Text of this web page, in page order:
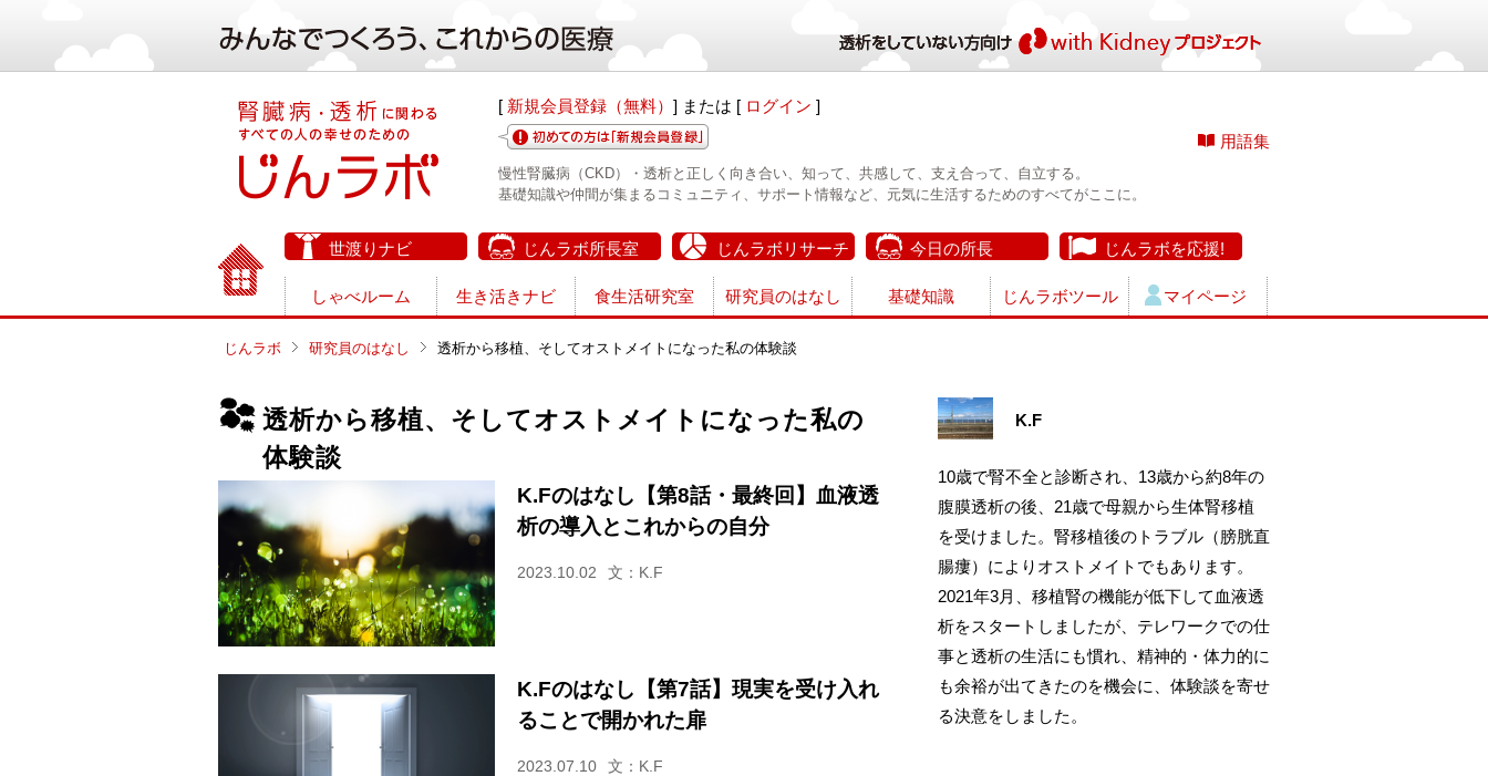
[ 新規会員登録（無料） ] または [ ログイン ]
用語集
慢性腎臓病（CKD）・透析と正しく向き合い、知って、共感して、支え合って、自立する。
基礎知識や仲間が集まるコミュニティ、サポート情報など、元気に生活するためのすべてがここに。
世渡りナビ じんラボ所長室 じんラボリサーチ 今日の所長 じんラボを応援!
しゃべルーム 生き活きナビ 食生活研究室 研究員のはなし 基礎知識 じんラボツール マイページ
じんラボ 研究員のはなし 透析から移植、そしてオストメイトになった私の体験談
透析から移植、そしてオストメイトになった私の
体験談
K.Fのはなし【第8話・最終回】血液透
析の導入とこれからの自分
2023.10.02 文：K.F
K.Fのはなし【第7話】現実を受け入れ
ることで開かれた扉
2023.07.10 文：K.F
K.F
10歳で腎不全と診断され、13歳から約8年の
腹膜透析の後、21歳で母親から生体腎移植
を受けました。腎移植後のトラブル（膀胱直
腸瘻）によりオストメイトでもあります。
2021年3月、移植腎の機能が低下して血液透
析をスタートしましたが、テレワークでの仕
事と透析の生活にも慣れ、精神的・体力的に
も余裕が出てきたのを機会に、体験談を寄せ
る決意をしました。